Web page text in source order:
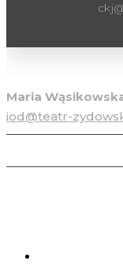
Maria
iod@teatr-